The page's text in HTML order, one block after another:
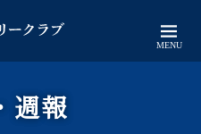
MENU
週報